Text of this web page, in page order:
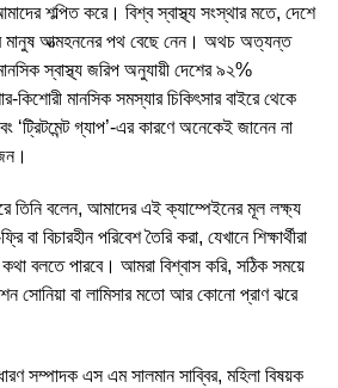
শল্পিত করে। বিশ্ব স্বাস্থ্য সংস্থার মতে, দেশে
মানুষ আত্মহননের পথ বেছে নেন। অথচ অত্যন্ত
স্বাস্থ্য জরিপ অনুযায়ী দেশের ৯২%
মানসিক সমস্যার চিকিৎসার বাইরে থেকে
‘ট্রিটমেন্ট গ্যাপ’-এর কারণে অনেকেই জানেন না
তিনি বলেন, আমাদের এই ক্যাম্পেইনের মূল লক্ষ্য
বা বিচারহীন পরিবেশ তৈরি করা, যেখানে শিক্ষার্থীরা
কথা বলতে পারবে। আমরা বিশ্বাস করি, সঠিক সময়ে
সোনিয়া বা লামিসার মতো আর কোনো প্রাণ ঝরে
সম্পাদক এস এম সালমান সাব্বির, মহিলা বিষয়ক